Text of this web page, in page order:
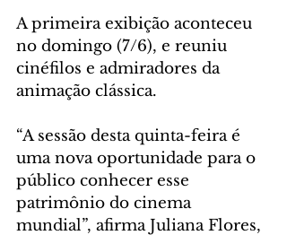
A primeira exibição aconteceu
no domingo (7/6), e reuniu
cinéfilos e admiradores da
animação clássica.
“A sessão desta quinta-feira é
uma nova oportunidade para o
público conhecer esse
patrimônio do cinema
mundial”, afirma Juliana Flores,